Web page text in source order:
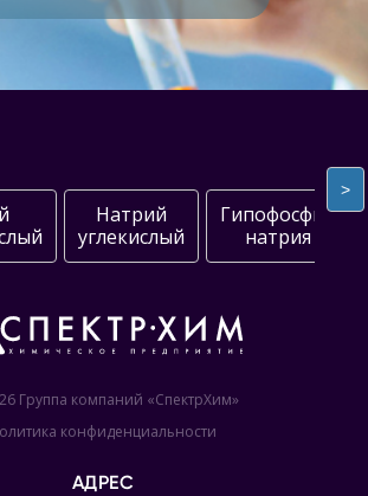
Натрий
углекислый
Гипофосфит
натрия
>
Группа компаний «СпектрХим»
конфиденциальности
АДРЕС